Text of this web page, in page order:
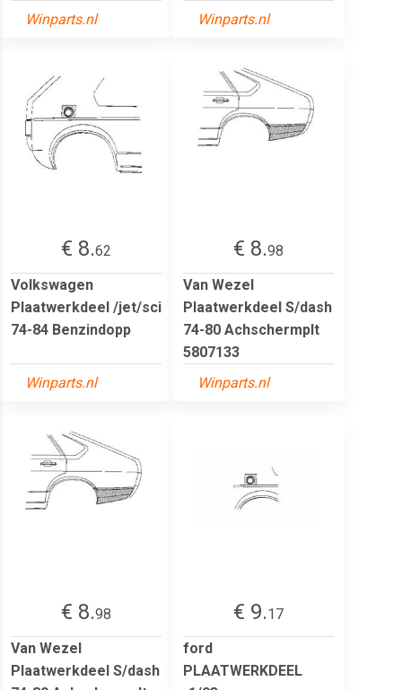
Winparts.nl Winparts.nl
€ 8.62
Volkswagen
Plaatwerkdeel /jet/sci
74-84 Benzindopp
Winparts.nl
€ 8.98
Van Wezel
Plaatwerkdeel S/dash
74-80 Achschermplt
5807133
Winparts.nl
€ 8.98
Van Wezel
Plaatwerkdeel S/dash
€ 9.17
ford
PLAATWERKDEEL